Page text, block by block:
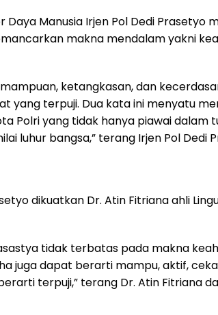
Daya Manusia Irjen Pol Dedi Prasetyo
makna mendalam yakni
ketangkasan, dan
yang terpuji. Dua kata ini menyatu
Polri yang tidak hanya piawai dalam
luhur bangsa,” terang Irjen Pol Dedi
dikuatkan Dr. Atin Fitriana ahli
tidak terbatas pada makna
juga dapat berarti mampu, aktif,
terpuji,” terang Dr. Atin Fitriana